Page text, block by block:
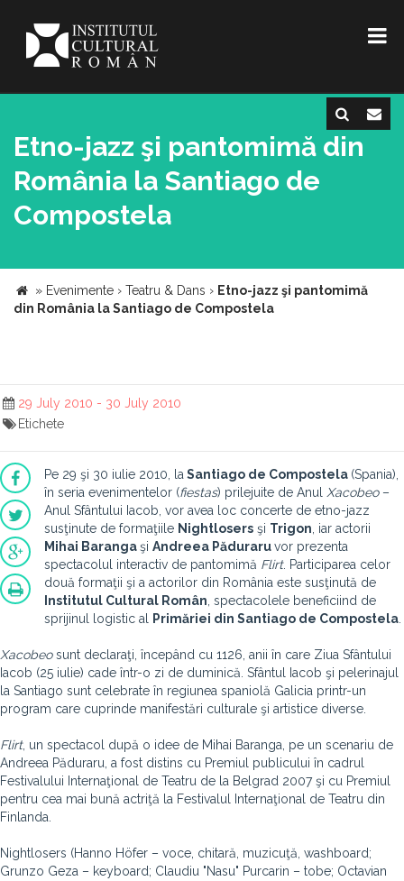
Etno-jazz şi pantomimă din
România la Santiago de
Compostela
» Evenimente › Teatru & Dans › Etno-jazz şi pantomimă
din România la Santiago de Compostela
29 July 2010 - 30 July 2010
Etichete
Pe 29 şi 30 iulie 2010, la Santiago de Compostela (Spania),
în seria evenimentelor (fiestas) prilejuite de Anul Xacobeo –
Anul Sfântului Iacob, vor avea loc concerte de etno-jazz
susţinute de formaţiile Nightlosers şi Trigon , iar actorii
Mihai Barangaşi Andreea Păduraruvor prezenta
spectacolul interactiv de pantomimă Flirt. Participarea celor
două formaţii şi a actorilor din România este susţinută de
Institutul Cultural Român , spectacolele beneficiind de
sprijinul logistic al
Primăriei din Santiago de Compostela
Xacobeosunt declaraţi, începând cu 1126, anii în care Ziua Sfântului
Iacob (25 iulie) cade într-o zi de duminică. Sfântul Iacob şi pelerinajul
la Santiago sunt celebrate în regiunea spaniolă Galicia printr-un
program care cuprinde manifestări culturale şi artistice diverse.
Flirt, un spectacol după o idee de Mihai Baranga, pe un scenariu de
Andreea Păduraru, a fost distins cu Premiul publicului în cadrul
Festivalului Internaţional de Teatru de la Belgrad 2007 şi cu Premiul
pentru cea mai bună actriţă la Festivalul Internaţional de Teatru din
Finlanda.
Nightlosers (Hanno Höfer – voce, chitară, muzicuţă, washboard;
Grunzo Geza – keyboard; Claudiu "Nasu" Purcarin – tobe; Octavian